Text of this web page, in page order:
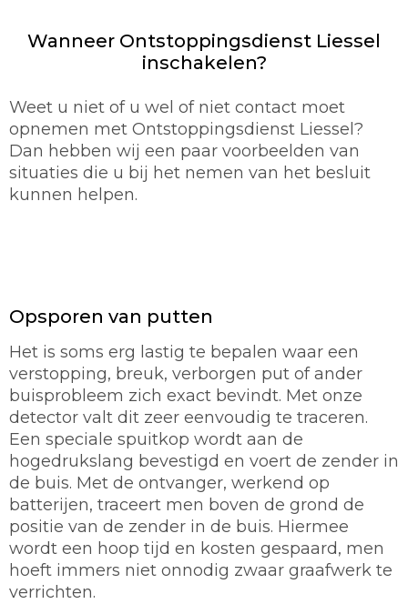
Wanneer Ontstoppingsdienst Liessel
inschakelen?
Weet u niet of u wel of niet contact moet
opnemen met Ontstoppingsdienst Liessel?
Dan hebben wij een paar voorbeelden van
situaties die u bij het nemen van het besluit
kunnen helpen.
Opsporen van putten
Het is soms erg lastig te bepalen waar een
verstopping, breuk, verborgen put of ander
buisprobleem zich exact bevindt. Met onze
detector valt dit zeer eenvoudig te traceren.
Een speciale spuitkop wordt aan de
hogedrukslang bevestigd en voert de zender in
de buis. Met de ontvanger, werkend op
batterijen, traceert men boven de grond de
positie van de zender in de buis. Hiermee
wordt een hoop tijd en kosten gespaard, men
hoeft immers niet onnodig zwaar graafwerk te
verrichten.